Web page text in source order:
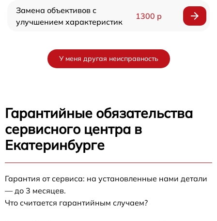
Замена объективов с
улучшением характеристик
1300 р
У меня другая неисправность
Гарантийные обязательства
сервисного центра в
Екатеринбурге
Гарантия от сервиса: на установленные нами детали
— до 3 месяцев.
Что считается гарантийным случаем?